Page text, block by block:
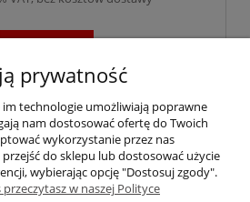
130 131 132 133
...
172
»
Pomoc
prywatność
technologie umożliwiają poprawne
nam dostosować ofertę do Twoich
wykorzystanie przez nas
do sklepu lub dostosować użycie
wybierając opcję "Dostosuj zgody".
w naszej Polityce